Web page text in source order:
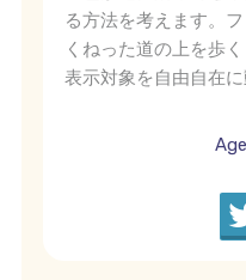
る方法を考えます。
くねった道の上を歩
表示対象を自由自在に